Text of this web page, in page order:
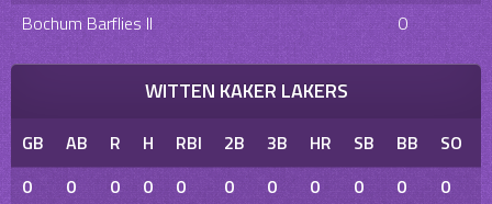
Bochum Barflies II
0
WITTEN KAKER LAKERS
GB AB R H RBI 2B 3B HR SB BB SO
0
0 0 0 0 0 0 0 0 0 0